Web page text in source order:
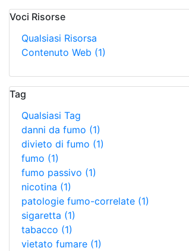
Voci Risorse
Qualsiasi Risorsa
Contenuto Web (1)
Tag
Qualsiasi Tag
danni da fumo (1)
divieto di fumo (1)
fumo (1)
fumo passivo (1)
nicotina (1)
patologie fumo-correlate (1)
sigaretta (1)
tabacco (1)
vietato fumare (1)